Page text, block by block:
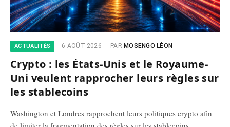
ACTUALITÉS 6 AOÛT 2026 PAR MOSENGO LÉON
Crypto : les États-Unis et le Royaume-
Uni veulent rapprocher leurs règles sur
les stablecoins
Washington et Londres rapprochent leurs politiques crypto afin